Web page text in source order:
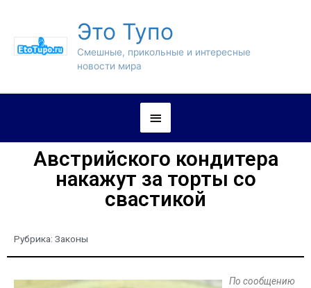
Это Тупо
Смешные, прикольные и интересные
новости мира
Австрийского кондитера
накажут за торты со
свастикой
Рубрика: Законы
По сообщению